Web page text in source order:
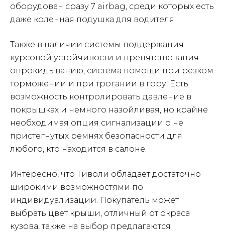
оборудован сразу 7 airbag, среди которых есть
даже коленная подушка для водителя.
Также в наличии системы поддержания
курсовой устойчивости и препятствования
опрокидыванию, система помощи при резком
торможении и при трогании в гору. Есть
возможность контролировать давление в
покрышках и немного назойливая, но крайне
необходимая опция сигнализации о не
пристегнутых ремнях безопасности для
любого, кто находится в салоне.
Интересно, что Тиволи обладает достаточно
широкими возможностями по
индивидуализации. Покупатель может
выбрать цвет крыши, отличный от окраса
кузова, также на выбор предлагаются